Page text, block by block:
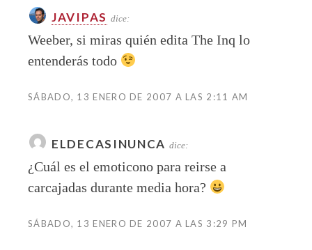
JAVIPAS dice:
Weeber, si miras quién edita The Inq lo
entenderás todo
SÁBADO, 13 ENERO DE 2007 A LAS 2:11 AM
ELDECASINUNCA dice:
¿Cuál es el emoticono para reirse a
carcajadas durante media hora?
SÁBADO, 13 ENERO DE 2007 A LAS 3:29 PM